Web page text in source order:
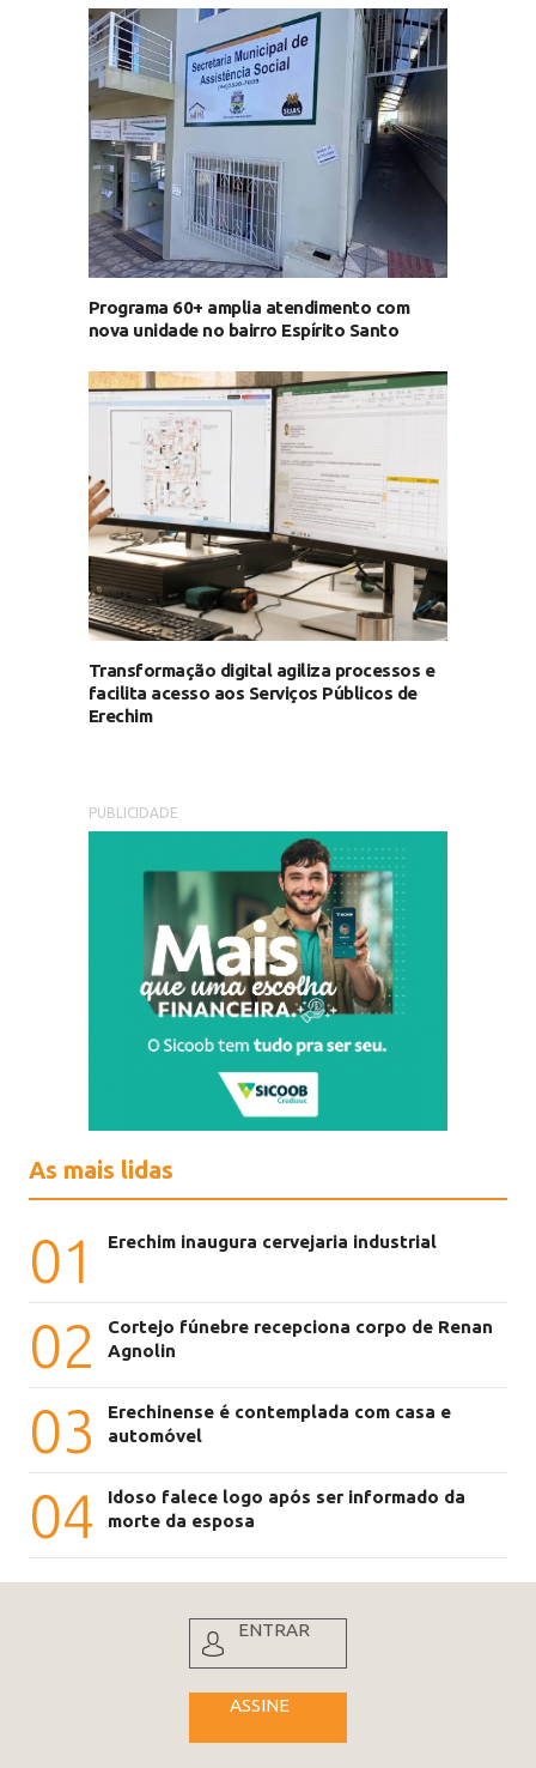
Programa 60+ amplia atendimento com
nova unidade no bairro Espírito Santo
Transformação digital agiliza processos e
facilita acesso aos Serviços Públicos de
Erechim
PUBLICIDADE
As mais lidas
01 Erechim inaugura cervejaria industrial
02
Cortejo fúnebre recepciona corpo de Renan
Agnolin
03
Erechinense é contemplada com casa e
automóvel
04
Idoso falece logo após ser informado da
morte da esposa
ENTRAR
ASSINE